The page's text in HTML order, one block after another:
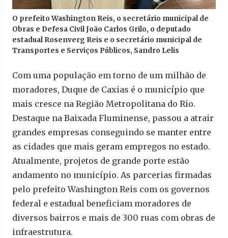
O prefeito Washington Reis, o secretário municipal de
Obras e Defesa Civil João Carlos Grilo, o deputado
estadual Rosenverg Reis e o secretário municipal de
Transportes e Serviços Públicos, Sandro Lelis
Com uma população em torno de um milhão de
moradores, Duque de Caxias é o município que
mais cresce na Região Metropolitana do Rio.
Destaque na Baixada Fluminense, passou a atrair
grandes empresas conseguindo se manter entre
as cidades que mais geram empregos no estado.
Atualmente, projetos de grande porte estão
andamento no município. As parcerias firmadas
pelo prefeito Washington Reis com os governos
federal e estadual beneficiam moradores de
diversos bairros e mais de 300 ruas com obras de
infraestrutura.